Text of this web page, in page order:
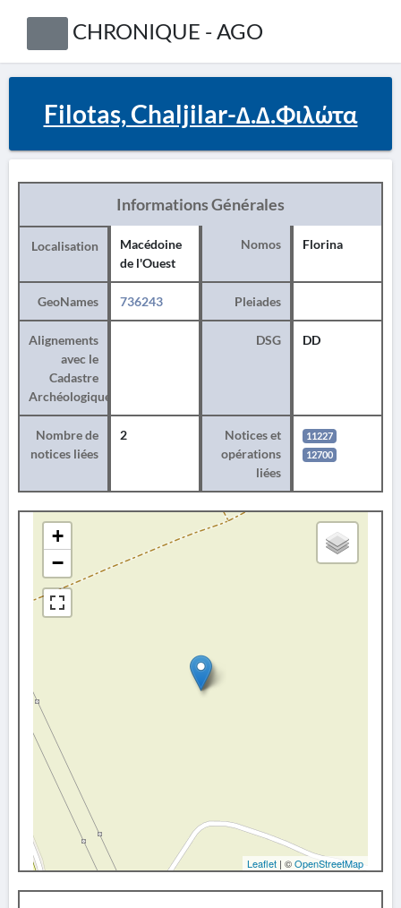
CHRONIQUE - AGO
Filotas, Chaljilar-Δ.Δ.Φιλώτα
Informations Générales
Localisation
Macédoine
de l'Ouest
Nomos Florina
GeoNames 736243 Pleiades
Alignements
avec le
Cadastre
Archéologique
DSG DD
Nombre de
notices liées
2
Notices et
opérations
liées
11227
12700
+
−
Leaflet | ©OpenStreetMap